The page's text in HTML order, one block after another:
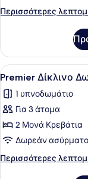
Δωμάτιο,
1
Κρεβάτι
(Marina
Bay
View)
Περισσότερες
Περισσότερες
Δωμάτιο,
King
(Marina
Bay
Προβολή
όλων
των
φωτογραφιών
για
Premier
Δίκλινο
Δωμάτιο
3
Premier Δίκλινο
1 υπνοδωμάτιο
Για 3 άτομα
2 Μονά Κρεβάτια
Δωρεάν ασύρματο
Περισσότερες
Περισσότερες